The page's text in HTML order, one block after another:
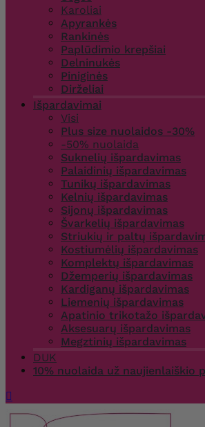
Karoliai
Apyrankės
Rankinės
Paplūdimio krepšiai
Delninukės
Piniginės
Dirželiai
Išpardavimai
Visi
Plus size nuolaidos -30%
-50% nuolaida
Suknelių išpardavimas
Palaidinių išpardavimas
Tunikų išpardavimas
Kelnių išpardavimas
Sijonų išpardavimas
Švarkelių išpardavimas
Striukių ir paltų
Kostiumėlių išpardavimas
Komplektų išpardavimas
Džemperių išpardavimas
Kardiganų išpardavimas
Liemenių išpardavimas
Apatinio trikotažo
Aksesuarų išpardavimas
Megztinių išpardavimas
DUK
10% nuolaida už naujienlaiškio
